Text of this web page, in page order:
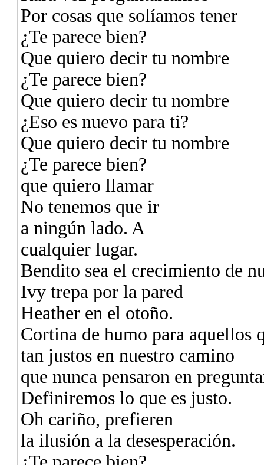
Por cosas que solíamos tener
¿Te parece bien?
Que quiero decir tu nombre
¿Te parece bien?
Que quiero decir tu nombre
¿Eso es nuevo para ti?
Que quiero decir tu nombre
¿Te parece bien?
que quiero llamar
No tenemos que ir
a ningún lado. A
cualquier lugar.
Bendito sea el crecimiento de
Ivy trepa por la pared
Heather en el otoño.
Cortina de humo para aquellos
tan justos en nuestro camino
que nunca pensaron en
Definiremos lo que es justo.
Oh cariño, prefieren
la ilusión a la desesperación.